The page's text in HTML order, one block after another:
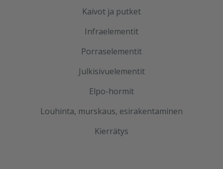
Kaivot ja putket
Infraelementit
Porraselementit
Julkisivuelementit
Elpo-hormit
Louhinta, murskaus, esirakentaminen
Kierrätys